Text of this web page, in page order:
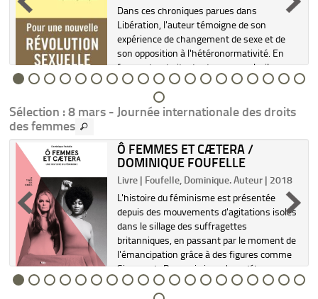
Dans ces chroniques parues dans
Libération, l'auteur témoigne de son
expérience de changement de sexe et de
son opposition à l'hétéronormativité. En
faveur des droits des transsexuels, il
développe une approche politique révolutio...
Sélection : 8 mars - Journée internationale des droits
des femmes
Ô FEMMES ET CÆTERA /
DOMINIQUE FOUFELLE
Livre | Foufelle, Dominique. Auteur | 2018
L'histoire du féminisme est présentée
depuis des mouvements d'agitations isolés
dans le sillage des suffragettes
britanniques, en passant par le moment de
l'émancipation grâce à des figures comme
Simone de Beauvoir, jusqu'aux déba...